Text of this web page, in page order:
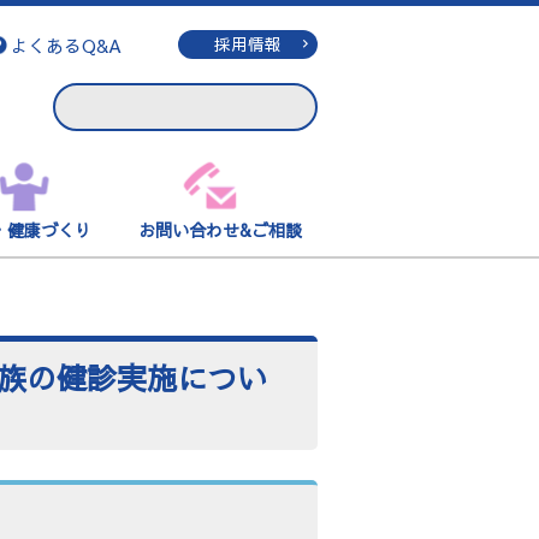
よくあるQ&A 採用情報
健康づくり お問い合わせ&ご相談
の健診実施につい